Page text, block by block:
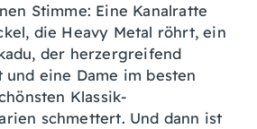
Stimme: Eine Kanalratte
die Heavy Metal röhrt, ein
der herzergreifend
und eine Dame im besten
Klassik-
schmettert. Und dann ist